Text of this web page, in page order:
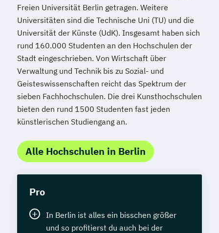
Freien Universität Berlin getragen. Weitere
Universitäten sind die Technische Uni (TU) und die
Universität der Künste (UdK). Insgesamt haben sich
rund 160.000 Studenten an den Hochschulen der
Stadt eingeschrieben. Von Wirtschaft über
Verwaltung und Technik bis zu Sozial- und
Geisteswissenschaften reicht das Spektrum der
sieben Fachhochschulen. Die drei Kunsthochschulen
bieten den rund 1500 Studenten fast jeden
künstlerischen Studiengang an.
Alle Hochschulen in Berlin
Pro
In Berlin ist alles ein bisschen größer
und so profitierst du auch bei der